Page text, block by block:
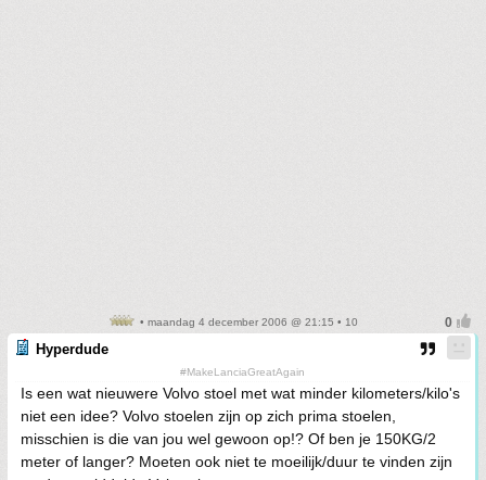
• maandag 4 december 2006 @ 21:15 • 10
Hyperdude
#MakeLanciaGreatAgain
Is een wat nieuwere Volvo stoel met wat minder kilometers/kilo's
niet een idee? Volvo stoelen zijn op zich prima stoelen,
misschien is die van jou wel gewoon op!? Of ben je 150KG/2
meter of langer? Moeten ook niet te moeilijk/duur te vinden zijn